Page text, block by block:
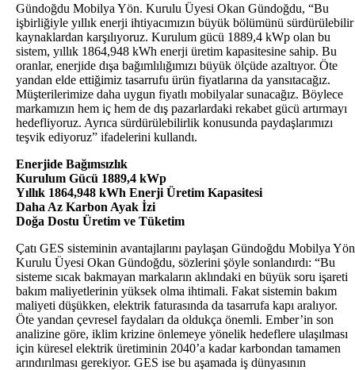
Gündoğdu Mobilya Yön. Kurulu Üyesi Okan Gündoğdu, “Bu
işbirliğiyle yıllık enerji ihtiyacımızın büyük bölümünü sürdürülebilir
kaynaklardan karşılıyoruz. Kurulum gücü 1889,4 kWp olan bu
sistem, yıllık 1864,948 kWh enerji üretim kapasitesine sahip. Bu
oranlar, enerjide dışa bağımlılığımızı büyük ölçüde azaltıyor. Öte
yandan elde ettiğimiz tasarrufu ürün fiyatlarına da yansıtacağız.
Müşterilerimize daha uygun fiyatlı mobilyalar sunacağız. Böylece
markamızın hem iç hem de dış pazarlardaki rekabet gücü artırmayı
hedefliyoruz. Ayrıca sürdürülebilirlik konusunda paydaşlarımızı
teşvik ediyoruz” ifadelerini kullandı.
Enerjide Bağımsızlık
Kurulum Gücü 1889,4 kWp
Yıllık 1864,948 kWh Enerji Üretim Kapasitesi
Daha Az Karbon Ayak İzi
Doğa Dostu Üretim ve Tüketim
Çatı GES sisteminin avantajlarını paylaşan Gündoğdu Mobilya
Kurulu Üyesi Okan Gündoğdu, sözlerini şöyle sonlandırdı: “Bu
sisteme sıcak bakmayan markaların aklındaki en büyük soru işareti
bakım maliyetlerinin yüksek olma ihtimali. Fakat sistemin bakım
maliyeti düşükken, elektrik faturasında da tasarrufa kapı aralıyor.
Öte yandan çevresel faydaları da oldukça önemli. Ember’in son
analizine göre, iklim krizine önlemeye yönelik hedeflere ulaşılması
için küresel elektrik üretiminin 2040’a kadar karbondan tamamen
arındırılması gerekiyor. GES ise bu aşamada iş dünyasının